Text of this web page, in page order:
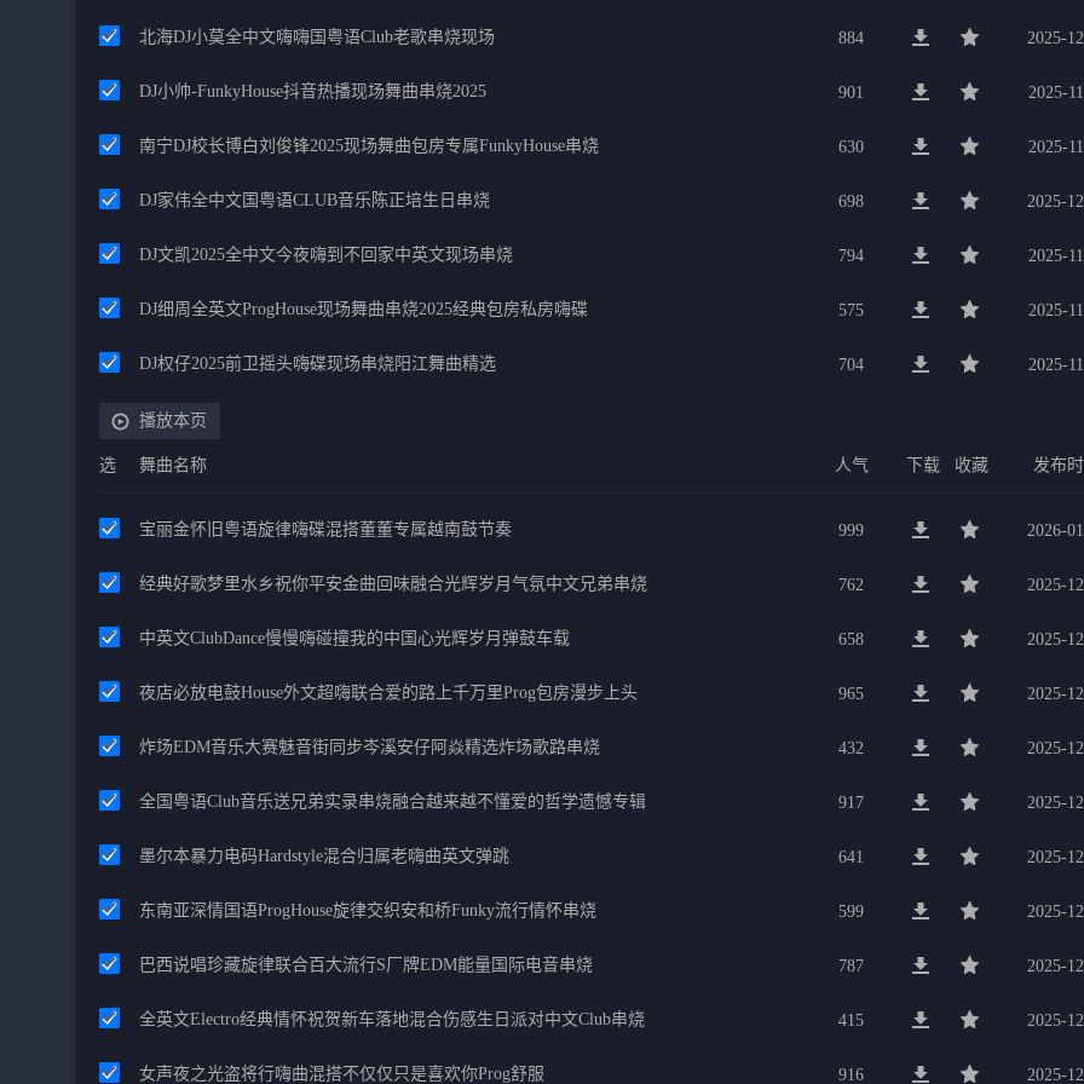
北海DJ小莫全中文嗨嗨国粤语Club老歌串烧现场 884 2025-
DJ小帅-FunkyHouse抖音热播现场舞曲串烧2025 901 2025-
南宁DJ校长博白刘俊锋2025现场舞曲包房专属FunkyHouse串烧 630 2025-
DJ家伟全中文国粤语CLUB音乐陈正培生日串烧 698 2025-
DJ文凯2025全中文今夜嗨到不回家中英文现场串烧 794 2025-
DJ细周全英文ProgHouse现场舞曲串烧2025经典包房私房嗨碟 575 2025-
DJ权仔2025前卫摇头嗨碟现场串烧阳江舞曲精选 704 2025-
播放本页
选 舞曲名称 人气 下载 收藏 发布时
宝丽金怀旧粤语旋律嗨碟混搭董董专属越南鼓节奏 999 2026-
经典好歌梦里水乡祝你平安金曲回味融合光辉岁月气氛中文兄弟串烧 762 2025-
中英文ClubDance慢慢嗨碰撞我的中国心光辉岁月弹鼓车载 658 2025-
夜店必放电鼓House外文超嗨联合爱的路上千万里Prog包房漫步上头 965 2025-
炸场EDM音乐大赛魅音街同步岑溪安仔阿焱精选炸场歌路串烧 432 2025-
全国粤语Club音乐送兄弟实录串烧融合越来越不懂爱的哲学遗憾专辑 917 2025-
墨尔本暴力电码Hardstyle混合归属老嗨曲英文弹跳 641 2025-
东南亚深情国语ProgHouse旋律交织安和桥Funky流行情怀串烧 599 2025-
巴西说唱珍藏旋律联合百大流行S厂牌EDM能量国际电音串烧 787 2025-
全英文Electro经典情怀祝贺新车落地混合伤感生日派对中文Club串烧 415 2025-
女声夜之光盗将行嗨曲混搭不仅仅只是喜欢你Prog舒服 916 2025-